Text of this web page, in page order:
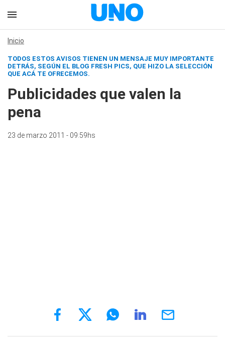
Inicio
TODOS ESTOS AVISOS TIENEN UN MENSAJE MUY IMPORTANTE
DETRÁS, SEGÚN EL BLOG FRESH PICS, QUE HIZO LA SELECCIÓN
QUE ACÁ TE OFRECEMOS.
Publicidades que valen la
pena
23 de marzo 2011 - 09:59hs